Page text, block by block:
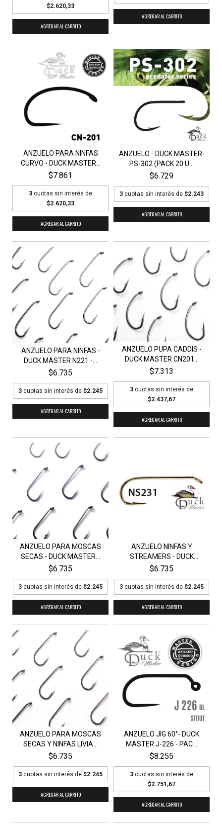
$2.620,33
AGREGAR AL CARRITO
AGREGAR AL CARRITO
ANZUELO PARA NINFAS
CURVO - DUCK MASTER...
$7.861
3 cuotas sin interés de
$2.620,33
AGREGAR AL CARRITO
ANZUELO - DUCK MASTER-
PS-302 (PACK 20 U...
$6.729
3 cuotas sin interés de $2.243
AGREGAR AL CARRITO
ANZUELO PARA NINFAS -
DUCK MASTER N221 -...
$6.735
3 cuotas sin interés de $2.245
AGREGAR AL CARRITO
ANZUELO PUPA CADDIS -
DUCK MASTER CN201...
$7.313
3 cuotas sin interés de
$2.437,67
AGREGAR AL CARRITO
ANZUELO PARA MOSCAS
SECAS - DUCK MASTER...
$6.735
3 cuotas sin interés de $2.245
AGREGAR AL CARRITO
ANZUELO NINFAS Y
STREAMERS - DUCK
MASTER...
$6.735
3 cuotas sin interés de $2.245
AGREGAR AL CARRITO
ANZUELO PARA MOSCAS
SECAS Y NINFAS LIVIA...
$6.735
3 cuotas sin interés de $2.245
AGREGAR AL CARRITO
ANZUELO JIG 60°- DUCK
MASTER J-226 - PAC...
$8.255
3 cuotas sin interés de
$2.751,67
AGREGAR AL CARRITO